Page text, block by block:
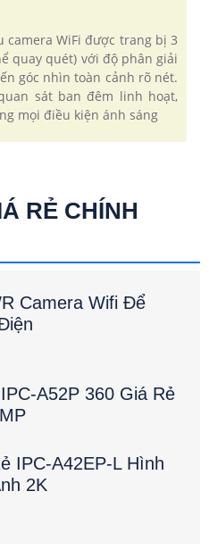
camera WiFi được trang bị 3
quay quét) với độ phân giải
góc nhìn toàn cảnh rõ nét.
sát ban đêm linh hoạt,
mọi điều kiện ánh sáng
RẺ CHÍNH
Camera Wifi Để
A52P 360 Giá Rẻ
IPC-A42EP-L Hình
2K